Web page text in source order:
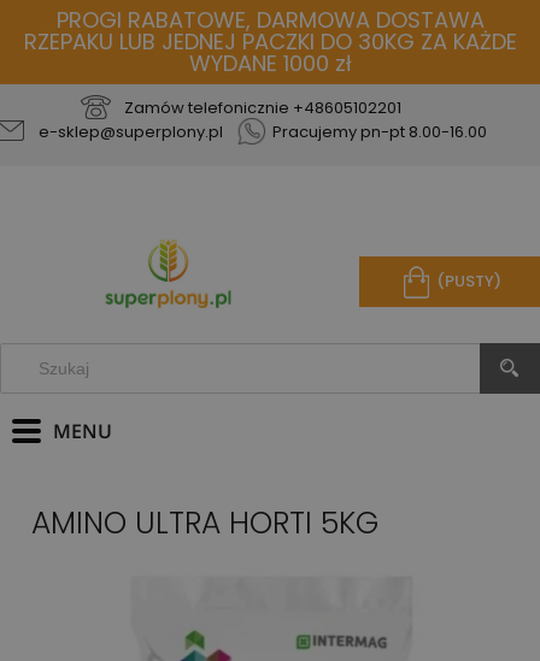
PROGI RABATOWE, DARMOWA DOSTAWA
RZEPAKU LUB JEDNEJ PACZKI DO 30KG ZA KAŻDE
WYDANE 1000 zł
Zamów telefonicznie +48605102201
e-sklep@superplony.pl
Pracujemy pn-pt 8.00-16.00
(PUSTY)
AMINO ULTRA HORTI 5KG